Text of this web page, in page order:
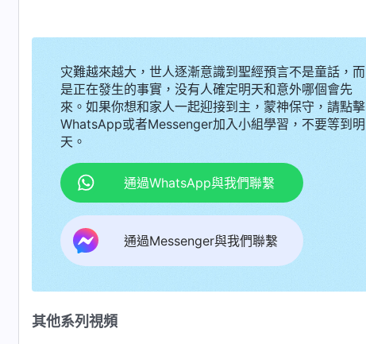
灾難越來越大，世人逐漸意識到聖經預言不是童話，而
是正在發生的事實，没有人確定明天和意外哪個會先
來。如果你想和家人一起迎接到主，蒙神保守，請點擊
WhatsApp或者Messenger加入小組學習，不要等到明
天。
通過WhatsApp與我們聯繫
通過Messenger與我們聯繫
其他系列視頻